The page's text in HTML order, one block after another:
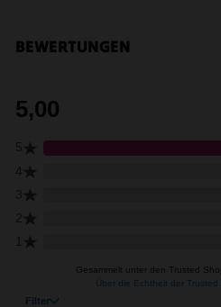
BEWERTUNGEN